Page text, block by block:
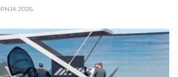
2026.